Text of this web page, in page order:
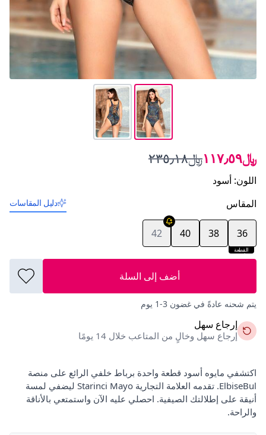
﷼١١٧٫٥٩ ﷼٢٣٥٫١٨
اللون: أسود
المقاس
دليل المقاسات
القطعة
36
38
40
42
أضف إلى السلة
يتم شحنه عادةً في غضون 3-1 يوم
إرجاع سهل
إرجاع سهل وخالٍ من المتاعب خلال 14 يومًا
اكتشفي مايوه أسود قطعة واحدة برباط خلفي الرائع على منصة
ElbiseBul. تقدمه العلامة التجارية Starinci Mayo ليضفي لمسة
أنيقة على إطلالتك الصيفية. احصلي عليه الآن واستمتعي بالأناقة
والراحة.